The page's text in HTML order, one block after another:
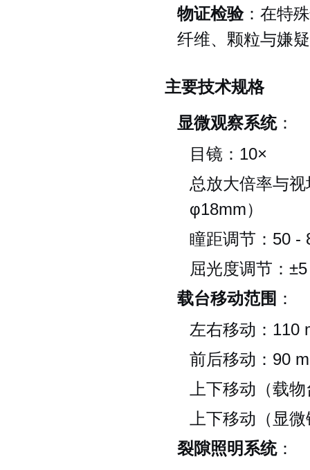
物证检验：在特
纤维、颗粒与嫌
主要技术规格
显微观察系统：
目镜：10×
总放大倍率与
φ18mm）
瞳距调节：50 -
屈光度调节：
载台移动范围 ：
左右移动：110
前后移动：90
上下移动（载
上下移动（显
裂隙照明系统：